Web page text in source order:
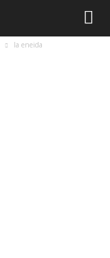
la eneida